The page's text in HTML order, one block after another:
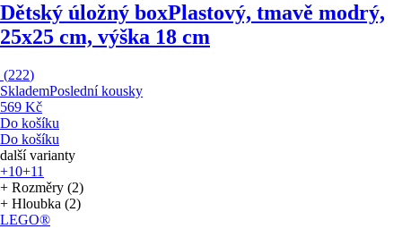
Dětský úložný boxPlastový, tmavě modrý,
25x25 cm, výška 18 cm
(222)
SklademPoslední kousky
569 Kč
Do košíku
Do košíku
další varianty
+10+11
+ Rozměry (2)
+ Hloubka (2)
LEGO®